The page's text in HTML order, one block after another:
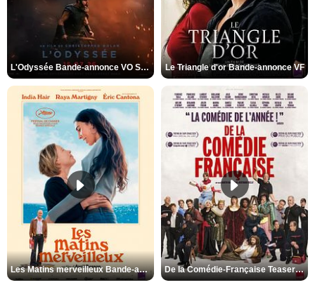
L'Odyssée Bande-annonce VO STFR Le Triangle d'or Bande-annonce VF
Les Matins merveilleux Bande-annonce VF De la Comédie-Française Teaser VF